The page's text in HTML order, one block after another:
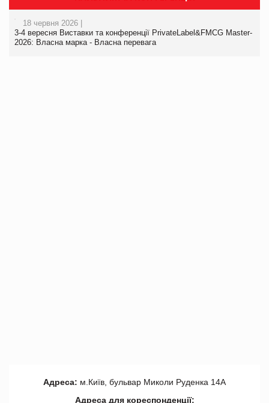
18 червня 2026 |
3-4 вересня Виставки та конференції PrivateLabel&FMCG Master-
2026: Власна марка - Власна перевага
Адреса: м.Київ, бульвар Миколи Руденка 14А
Адреса для кореспонденції: